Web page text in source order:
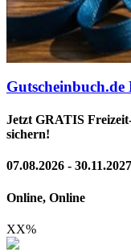
Gutscheinbuch.de
Jetzt GRATIS
sichern!
07.08.2026 - 30.11.2027
Online, Online
XX%